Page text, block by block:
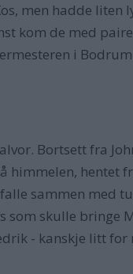
men hadde liten
kom de med
i
Bortsett fra
hentet
sammen med
som skulle bringe
- kanskje litt